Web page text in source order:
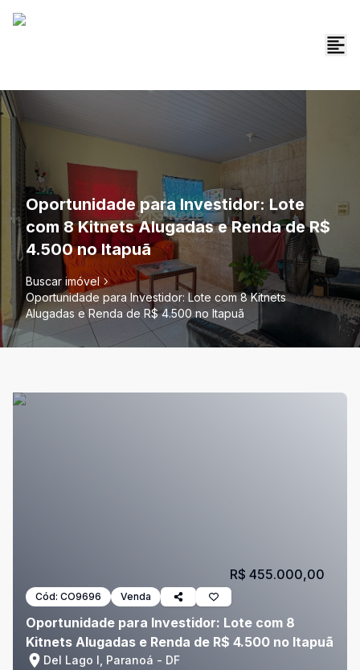
Oportunidade para Investidor: Lote
com 8 Kitnets Alugadas e Renda de R$
4.500 no Itapuã
Buscar imóvel
Oportunidade para Investidor: Lote com 8 Kitnets
Alugadas e Renda de R$ 4.500 no Itapuã
Cód: CO9696 Venda
Oportunidade para Investidor: Lote com 8
Kitnets Alugadas e Renda de R$ 4.500 no Itapuã
Del Lago I, Paranoá - DF
R$ 455.000,00